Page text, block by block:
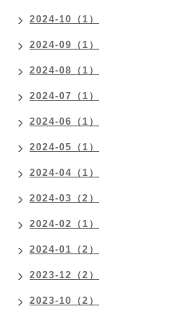
2024-10（1）
2024-09（1）
2024-08（1）
2024-07（1）
2024-06（1）
2024-05（1）
2024-04（1）
2024-03（2）
2024-02（1）
2024-01（2）
2023-12（2）
2023-10（2）